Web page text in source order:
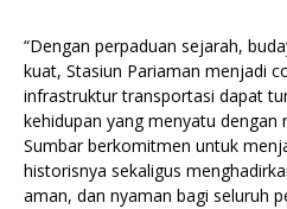
“Dengan perpaduan sejarah,
kuat, Stasiun Pariaman menjadi
infrastruktur transportasi dapat
kehidupan yang menyatu dengan
Sumbar berkomitmen untuk
historisnya sekaligus
aman, dan nyaman bagi seluruh